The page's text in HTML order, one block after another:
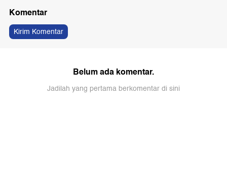
Komentar
Kirim Komentar
Belum ada komentar.
Jadilah yang pertama berkomentar di sini